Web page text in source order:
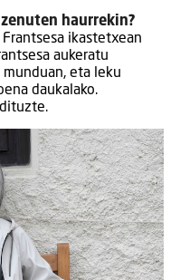
haurrekin?
ikastetxean
aukeratu
eta leku
daukalako.